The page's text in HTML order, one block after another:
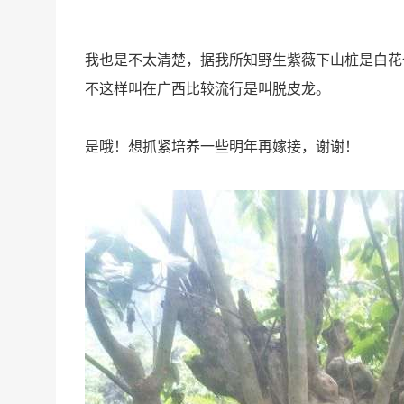
我也是不太清楚，据我所知野生紫薇下山桩是白
不这样叫在广西比较流行是叫脱皮龙。
是哦！想抓紧培养一些明年再嫁接，谢谢！